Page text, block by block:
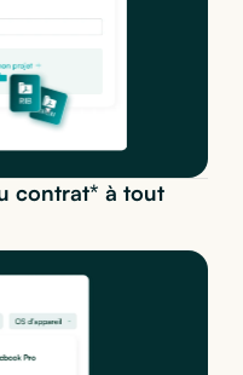
contrat* à tout